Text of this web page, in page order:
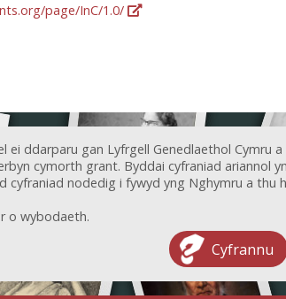
page/InC/1.0/
ei ddarparu gan Lyfrgell Genedlaethol Cymru
cymorth grant. Byddai cyfraniad ariannol
cyfraniad nodedig i fywyd yng Nghymru a thu
o wybodaeth.
Cyfrannu